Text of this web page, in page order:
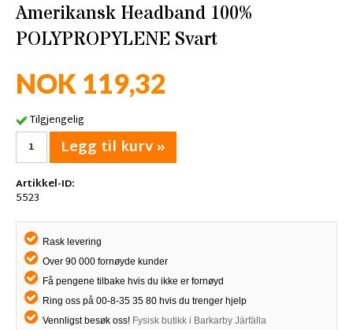
Amerikansk Headband 100%
POLYPROPYLENE Svart
NOK 119,32
Tilgjengelig
Legg til kurv »
Artikkel-ID:
5523
Rask levering
Over 90 000 fornøyde kunder
Få pengene tilbake hvis du ikke er fornøyd
Ring oss på 00-8-35 35 80 hvis du trenger hjelp
Vennligst besøk oss! Fysisk butikk i Barkarby Järfälla